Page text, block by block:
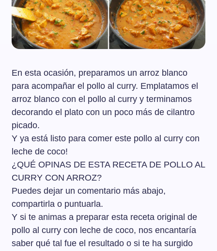
En esta ocasión, preparamos un arroz blanco
para acompañar el pollo al curry. Emplatamos el
arroz blanco con el pollo al curry y terminamos
decorando el plato con un poco más de cilantro
picado.
Y ya está listo para comer este pollo al curry con
leche de coco!
¿QUÉ OPINAS DE ESTA RECETA DE POLLO AL
CURRY CON ARROZ?
Puedes dejar un comentario más abajo,
compartirla o puntuarla.
Y si te animas a preparar esta receta original de
pollo al curry con leche de coco, nos encantaría
saber qué tal fue el resultado o si te ha surgido